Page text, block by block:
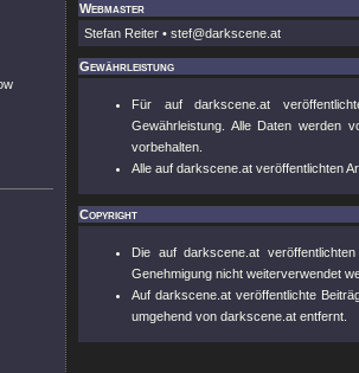
Webmaster
Stefan Reiter • stef@darkscene.at
Gewährleistung
Für auf darkscene.at
Gewährleistung. Alle Daten werden
vorbehalten.
Alle auf darkscene.at veröffentlichten
Copyright
Die auf darkscene.at
Genehmigung nicht weiterverwendet
Auf darkscene.at veröffentlichte
umgehend von darkscene.at entfernt.